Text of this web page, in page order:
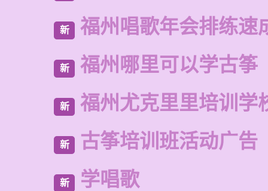
新 福州唱歌年会排练速
新 福州哪里可以学古筝
新 福州尤克里里培训学
新 古筝培训班活动广告
新 学唱歌